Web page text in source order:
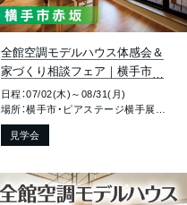
全館空調モデルハウス体感会＆
家づくり相談フェア｜横手市赤
坂
日程：07/02(木)～08/31(月)
見学会